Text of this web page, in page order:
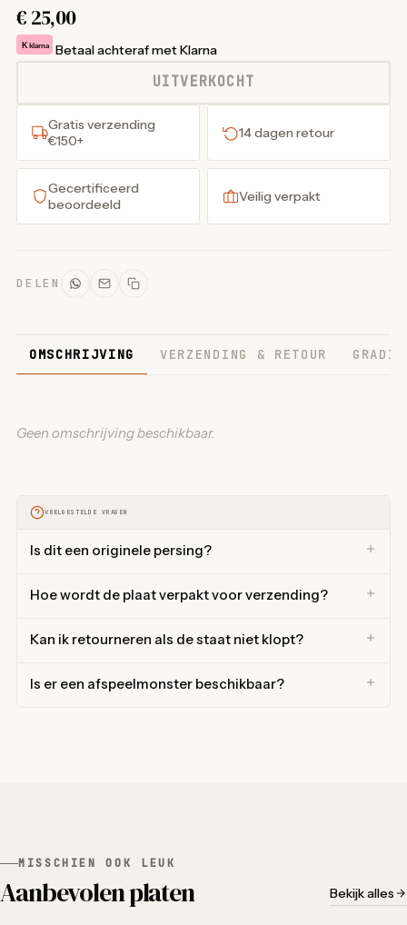
€ 25,00
K klarna Betaal achteraf met Klarna
UITVERKOCHT
Gratis verzending
€150+
14 dagen retour
Gecertificeerd
beoordeeld
Veilig verpakt
DELEN
OMSCHRIJVING VERZENDING & RETOUR
Geen omschrijving beschikbaar.
VEELGESTELDE VRAGEN
Is dit een originele persing?
Hoe wordt de plaat verpakt voor verzending?
Kan ik retourneren als de staat niet klopt?
Is er een afspeelmonster beschikbaar?
MISSCHIEN OOK LEUK
Aanbevolen platen Bekijk alles